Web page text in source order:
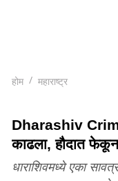
होम महाराष्ट्र
Dharashiv
काढला, हौदात
धाराशिवमध्ये एका